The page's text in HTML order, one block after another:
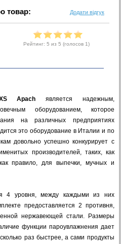
товар: Додати відгук
Рейтинг: 5 из 5 (голосов 1)
Apach является надежным,
оборудованием, которое
на различных предприятиях
это оборудование в Италии и по
довольно успешно конкурирует с
производителей, таких, как
правило, для выпечки, мучных и
4 уровня, между каждыми из них
предоставляется 2 противня,
нержавеющей стали. Размеры
функции пароувлажнения дает
раз быстрее, а сами продукты